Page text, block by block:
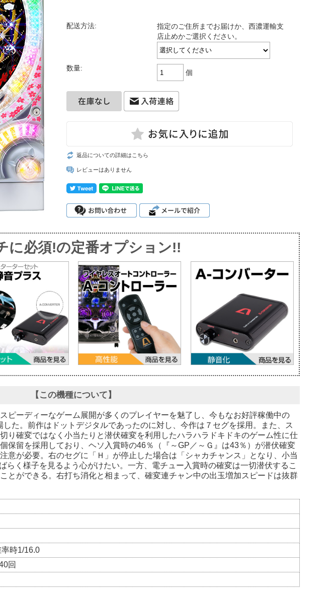
配送方法:
指定のご住所までお届けか、西濃運輸支
店止めかご選択ください。
数量:
個
返品についての詳細はこちら
レビューはありません
に必須!の定番オプション!!
【この機種について】
ピーディーなゲーム展開が多くのプレイヤーを魅了し、今もなお好評稼働中の
した。前作はドットデジタルであったのに対し、今作は７セグを採用。また、ス
り確変ではなく小当たりと潜伏確変を利用したハラハラドキドキのゲーム性に仕
保留を採用しており、ヘソ入賞時の46％（『～GP／～Ｇ』は43％）が潜伏確変
意が必要。右のセグに「Ｈ」が停止した場合は「シャカチャンス」となり、小当
らく様子を見るよう心がけたい。一方、電チュー入賞時の確変は一切潜伏するこ
とができる。右打ち消化と相まって、確変連チャン中の出玉増加スピードは抜群
時1/16.0
回